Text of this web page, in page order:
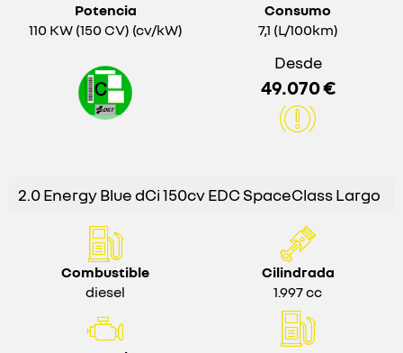
Potencia
110 KW (150 CV) (cv/kW)
Consumo
7,1 (L/100km)
Desde
49.070 €
2.0 Energy Blue dCi 150cv EDC SpaceClass Largo
Combustible
diesel
Cilindrada
1.997 cc